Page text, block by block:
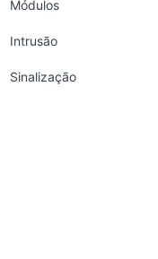
Módulos
Intrusão
Sinalização